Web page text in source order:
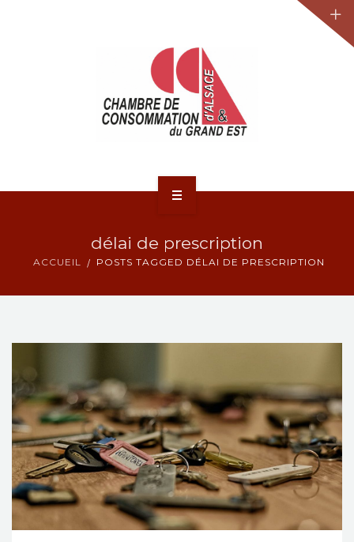
CONTACT
délai de prescription
ACCUEIL POSTS TAGGED DÉLAI DE PRESCRIPTION